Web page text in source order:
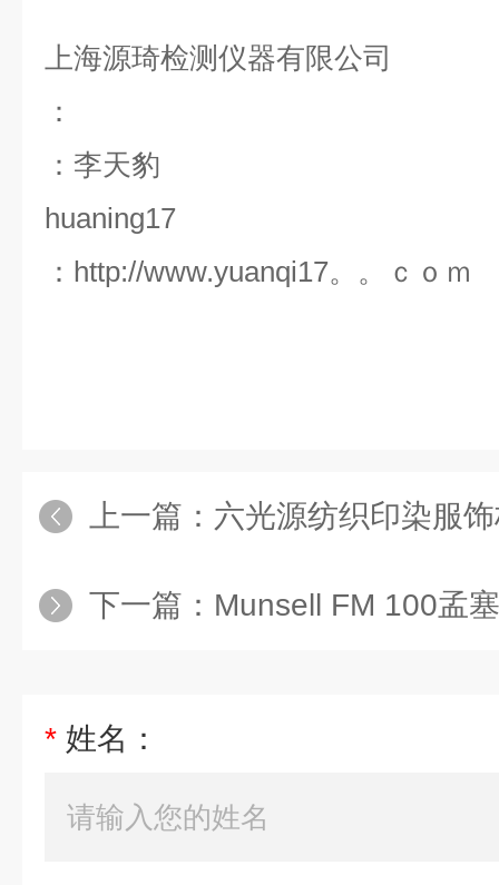
上海源琦检测仪器有限公司
：
：李天豹
huaning17
： http://www.yuanqi17。。ｃｏｍ
上一篇： 六光源纺织印染服
下一篇： Munsell FM 100孟
* 姓名：